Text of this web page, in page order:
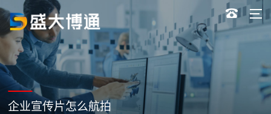
企业宣传片怎么航拍